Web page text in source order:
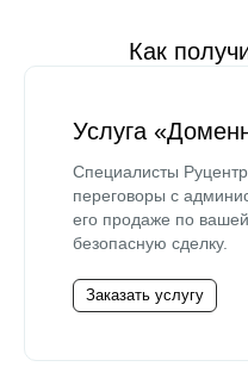
Как
Услуга
Специалисты
переговоры с
его продаже по
безопасную сделку.
Заказать услугу